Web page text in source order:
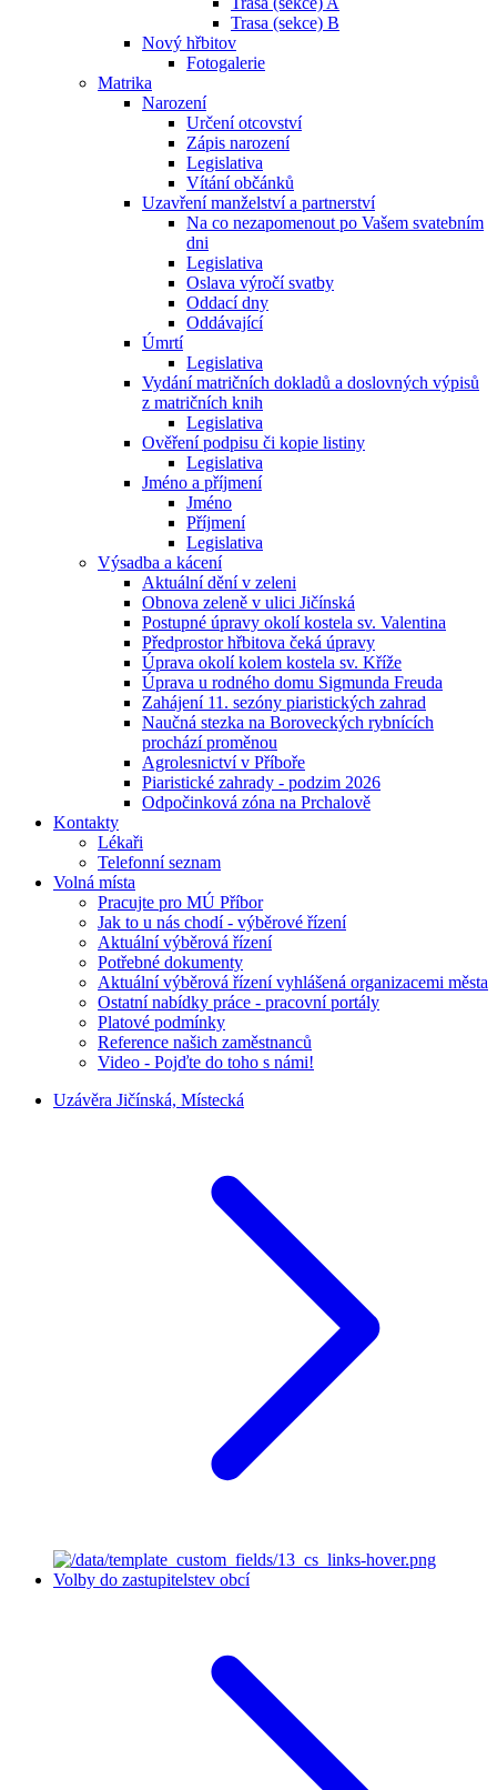
Trasa (sekce) B
Nový hřbitov
Fotogalerie
Matrika
Narození
Určení otcovství
Zápis narození
Legislativa
Vítání občánků
Uzavření manželství a partnerství
Na co nezapomenout po Vašem svatebním
dni
Legislativa
Oslava výročí svatby
Oddací dny
Oddávající
Úmrtí
Legislativa
Vydání matričních dokladů a doslovných výpisů
z matričních knih
Legislativa
Ověření podpisu či kopie listiny
Legislativa
Jméno a příjmení
Jméno
Příjmení
Legislativa
Výsadba a kácení
Aktuální dění v zeleni
Obnova zeleně v ulici Jičínská
Postupné úpravy okolí kostela sv. Valentina
Předprostor hřbitova čeká úpravy
Úprava okolí kolem kostela sv. Kříže
Úprava u rodného domu Sigmunda Freuda
Zahájení 11. sezóny piaristických zahrad
Naučná stezka na Boroveckých rybnících
prochází proměnou
Agrolesnictví v Příboře
Piaristické zahrady - podzim 2026
Odpočinková zóna na Prchalově
Kontakty
Lékaři
Telefonní seznam
Volná místa
Pracujte pro MÚ Příbor
Jak to u nás chodí - výběrové řízení
Aktuální výběrová řízení
Potřebné dokumenty
Aktuální výběrová řízení vyhlášená organizacemi města
Ostatní nabídky práce - pracovní portály
Platové podmínky
Reference našich zaměstnanců
Video - Pojďte do toho s námi!
Uzávěra Jičínská, Místecká
Volby do zastupitelstev obcí